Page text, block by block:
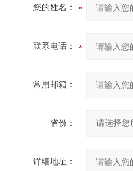
您的姓名：
联系电话：
常用邮箱：
省份：
详细地址：